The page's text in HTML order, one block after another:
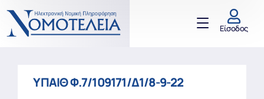
Είσοδος
ΥΠΑΙΘ Φ.7/109171/Δ1/8-9-22